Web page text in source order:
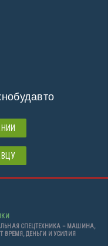
СПЕЦТЕХНИКА – МАШИНА,
ВРЕМЯ, ДЕНЬГИ И УСИЛИЯ